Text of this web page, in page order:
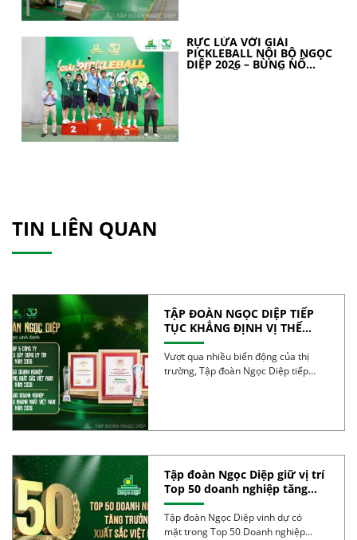
RỰC LỬA VỚI GIẢI
PICKLEBALL NỘI BỘ NGỌC
DIỆP 2026 – BÙNG NỔ
TIN LIÊN QUAN
TẬP ĐOÀN NGỌC DIỆP TIẾP
TỤC KHẲNG ĐỊNH VỊ THẾ
TRONG TOP 50 DOANH
NGHIỆP TĂNG TRƯỞNG XUẤT
SẮC VIỆT NAM 2026
Vượt qua nhiều biến động của thị
trường, Tập đoàn Ngọc Diệp tiếp
Tập đoàn Ngọc Diệp giữ vị trí
Top 50 doanh nghiệp tăng
trưởng xuất sắc nhất Việt
Nam 2025
Tập đoàn Ngọc Diệp vinh dự có
mặt trong Top 50 Doanh nghiệp